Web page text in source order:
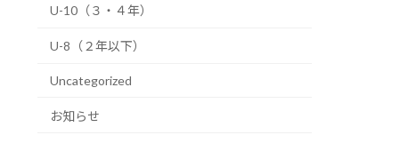
U-10（３・４年）
U-8（２年以下）
Uncategorized
お知らせ